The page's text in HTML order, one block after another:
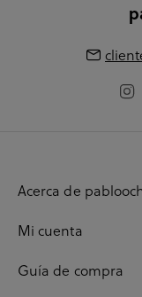
Acerca de
Mi cuenta
Guía de compra